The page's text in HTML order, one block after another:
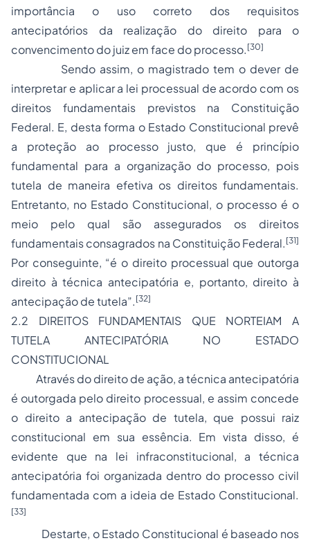
importância o uso correto dos requisitos
antecipatórios da realização do direito para o
convencimento do juiz em face do processo. [30]
Sendo assim, o magistrado tem o dever de
interpretar e aplicar a lei processual de acordo com os
direitos fundamentais previstos na Constituição
Federal. E, desta forma o Estado Constitucional prevê
a proteção ao processo justo, que é princípio
fundamental para a organização do processo, pois
tutela de maneira efetiva os direitos fundamentais.
Entretanto, no Estado Constitucional, o processo é o
meio pelo qual são assegurados os direitos
fundamentais consagrados na Constituição Federal. [31]
Por conseguinte, “é o direito processual que outorga
direito à técnica antecipatória e, portanto, direito à
antecipação de tutela”. [32]
2.2 DIREITOS FUNDAMENTAIS QUE NORTEIAM A
TUTELA ANTECIPATÓRIA NO ESTADO
CONSTITUCIONAL
Através do direito de ação, a técnica antecipatória
é outorgada pelo direito processual, e assim concede
o direito a antecipação de tutela, que possui raiz
constitucional em sua essência. Em vista disso, é
evidente que na lei infraconstitucional, a técnica
antecipatória foi organizada dentro do processo civil
fundamentada com a ideia de Estado Constitucional.
[33]
Destarte, o Estado Constitucional é baseado nos